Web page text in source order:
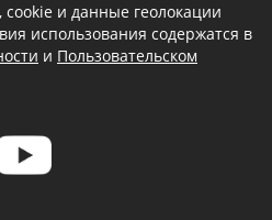
cookie и данные геолокации
использования содержатся в
и Пользовательском